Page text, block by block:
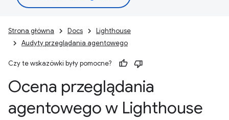
Strona główna Docs
Lighthouse
Audyty przeglądania agentowego
Czy te wskazówki były pomocne?
Ocena przeglądania
agentowego w Lighthouse